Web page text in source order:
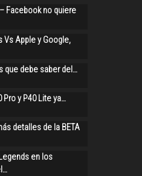
– Facebook no quiere
Vs Apple y Google,
que debe saber del…
Pro y P40 Lite ya…
detalles de la BETA
en los